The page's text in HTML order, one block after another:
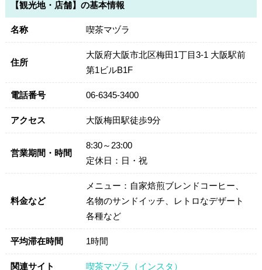
【観光地・店舗】の基本情報
名称 喫茶マヅラ
住所
大阪府大阪市北区梅田1丁目3-1 大阪駅前
第1ビルB1F
電話番号 06-6345-3400
アクセス 大阪梅田駅徒歩9分
営業期間・時間
8:30～23:00
定休日：日・祝
料金など
メニュー：自家焙煎ブレンドコーヒー、
名物のサンドイッチ、レトロなデザート
各種など
平均滞在時間 1時間
関連サイト 喫茶マヅラ（インスタ）